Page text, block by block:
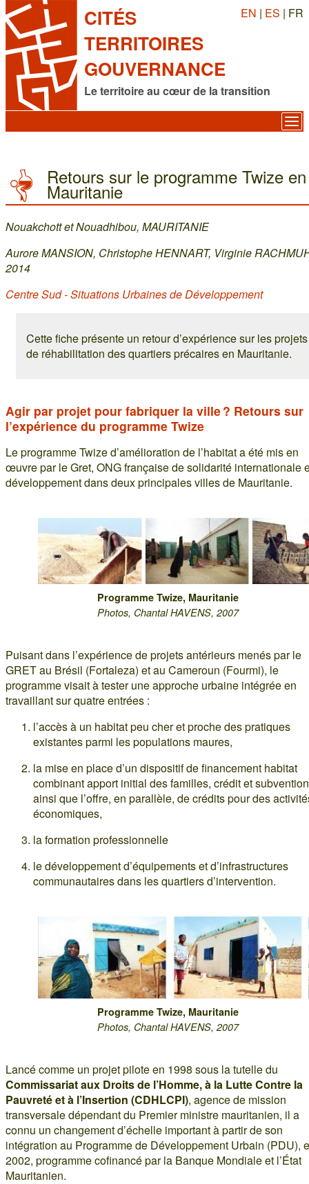
CITÉS
TERRITOIRES
GOUVERNANCE
Le territoire au cœur de la transition
EN | ES | FR
Retours sur le programme Twize en
Mauritanie
Nouakchott et Nouadhibou, MAURITANIE
Aurore MANSION, Christophe HENNART, Virginie
2014
Centre Sud - Situations Urbaines de Développement
Cette fiche présente un retour d’expérience sur les projets
de réhabilitation des quartiers précaires en Mauritanie.
Agir par projet pour fabriquer la ville ? Retours sur
l’expérience du programme Twize
Le programme Twize d’amélioration de l’habitat a été mis en
œuvre par le Gret, ONG française de solidarité internationale
développement dans deux principales villes de Mauritanie.
Programme Twize, Mauritanie
Photos, Chantal HAVENS, 2007
Puisant dans l’expérience de projets antérieurs menés par le
GRET au Brésil (Fortaleza) et au Cameroun (Fourmi), le
programme visait à tester une approche urbaine intégrée en
travaillant sur quatre entrées :
l’accès à un habitat peu cher et proche des pratiques
existantes parmi les populations maures,
la mise en place d’un dispositif de financement habitat
combinant apport initial des familles, crédit et subvention
ainsi que l’offre, en parallèle, de crédits pour des
économiques,
la formation professionnelle
le développement d’équipements et d’infrastructures
communautaires dans les quartiers d’intervention.
Programme Twize, Mauritanie
Photos, Chantal HAVENS, 2007
Lancé comme un projet pilote en 1998 sous la tutelle du
Commissariat aux Droits de l’Homme, à la Lutte Contre la
Pauvreté et à l’Insertion (CDHLCPI), agence de mission
transversale dépendant du Premier ministre mauritanien, il a
connu un changement d’échelle important à partir de son
intégration au Programme de Développement Urbain (PDU),
2002, programme cofinancé par la Banque Mondiale et l’État
Mauritanien.